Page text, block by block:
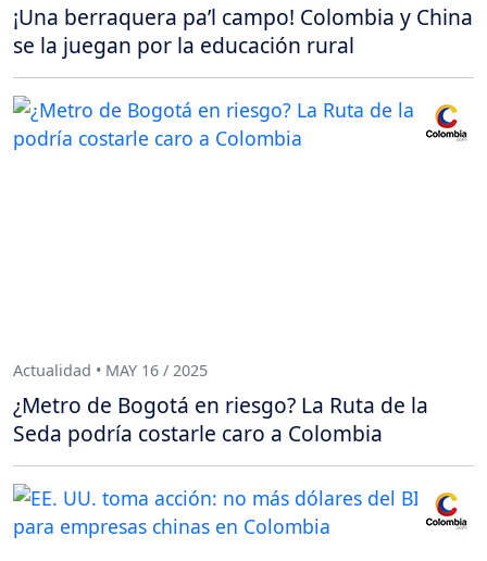
¡Una berraquera pa’l campo! Colombia y China
se la juegan por la educación rural
Actualidad • MAY 16 / 2025
¿Metro de Bogotá en riesgo? La Ruta de la
Seda podría costarle caro a Colombia